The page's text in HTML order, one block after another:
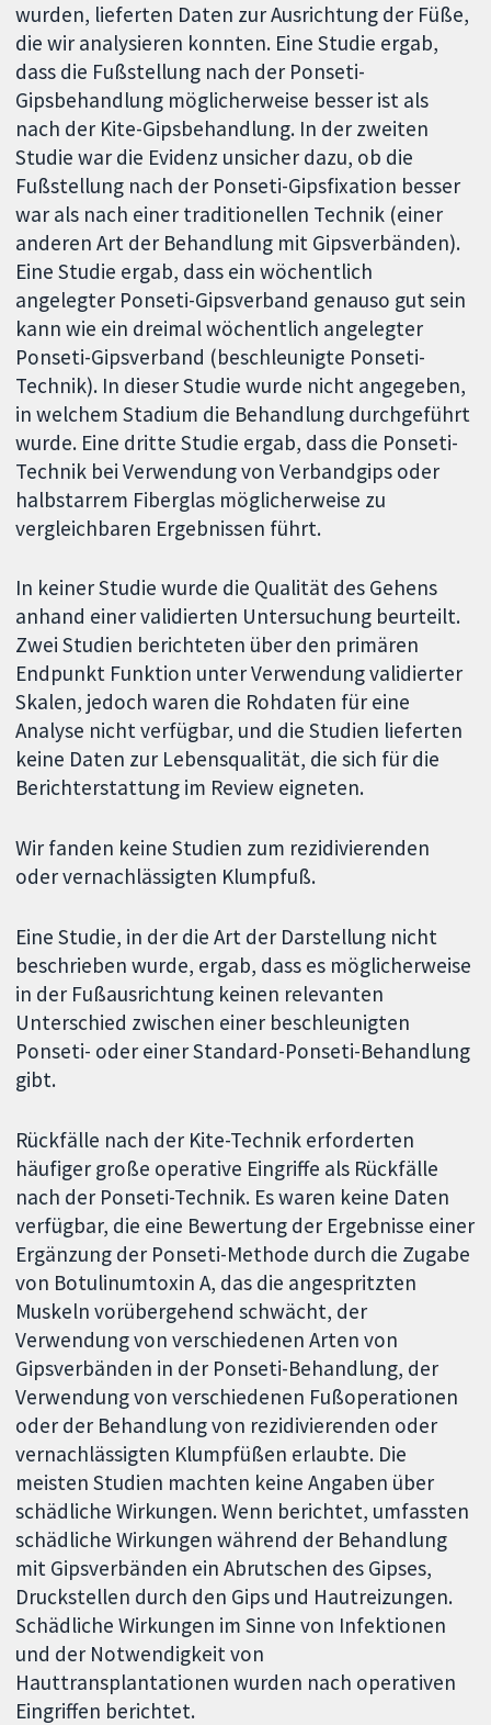
wurden, lieferten Daten zur Ausrichtung der Füße,
die wir analysieren konnten. Eine Studie ergab,
dass die Fußstellung nach der Ponseti-
Gipsbehandlung möglicherweise besser ist als
nach der Kite-Gipsbehandlung. In der zweiten
Studie war die Evidenz unsicher dazu, ob die
Fußstellung nach der Ponseti-Gipsfixation besser
war als nach einer traditionellen Technik (einer
anderen Art der Behandlung mit Gipsverbänden).
Eine Studie ergab, dass ein wöchentlich
angelegter Ponseti-Gipsverband genauso gut sein
kann wie ein dreimal wöchentlich angelegter
Ponseti-Gipsverband (beschleunigte Ponseti-
Technik). In dieser Studie wurde nicht angegeben,
in welchem Stadium die Behandlung durchgeführt
wurde. Eine dritte Studie ergab, dass die Ponseti-
Technik bei Verwendung von Verbandgips oder
halbstarrem Fiberglas möglicherweise zu
vergleichbaren Ergebnissen führt.
In keiner Studie wurde die Qualität des Gehens
anhand einer validierten Untersuchung beurteilt.
Zwei Studien berichteten über den primären
Endpunkt Funktion unter Verwendung validierter
Skalen, jedoch waren die Rohdaten für eine
Analyse nicht verfügbar, und die Studien lieferten
keine Daten zur Lebensqualität, die sich für die
Berichterstattung im Review eigneten.
Wir fanden keine Studien zum rezidivierenden
oder vernachlässigten Klumpfuß.
Eine Studie, in der die Art der Darstellung nicht
beschrieben wurde, ergab, dass es möglicherweise
in der Fußausrichtung keinen relevanten
Unterschied zwischen einer beschleunigten
Ponseti- oder einer Standard-Ponseti-Behandlung
gibt.
Rückfälle nach der Kite-Technik erforderten
häufiger große operative Eingriffe als Rückfälle
nach der Ponseti-Technik. Es waren keine Daten
verfügbar, die eine Bewertung der Ergebnisse einer
Ergänzung der Ponseti-Methode durch die Zugabe
von Botulinumtoxin A, das die angespritzten
Muskeln vorübergehend schwächt, der
Verwendung von verschiedenen Arten von
Gipsverbänden in der Ponseti-Behandlung, der
Verwendung von verschiedenen Fußoperationen
oder der Behandlung von rezidivierenden oder
vernachlässigten Klumpfüßen erlaubte. Die
meisten Studien machten keine Angaben über
schädliche Wirkungen. Wenn berichtet, umfassten
schädliche Wirkungen während der Behandlung
mit Gipsverbänden ein Abrutschen des Gipses,
Druckstellen durch den Gips und Hautreizungen.
Schädliche Wirkungen im Sinne von Infektionen
und der Notwendigkeit von
Hauttransplantationen wurden nach operativen
Eingriffen berichtet.